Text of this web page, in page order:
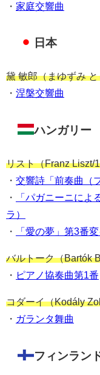
・ 家庭交響曲
日本
黛 敏郎（まゆずみ
・ 涅槃交響曲
ハンガリー
リスト（Franz Liszt/
・ 交響詩「前奏曲（
・
「パガニーニによ
ラ）
・
「愛の夢」第3番
バルトーク（Bartók
・ ピアノ協奏曲第1番
コダーイ（Kodály
・ ガランタ舞曲
フィンラン